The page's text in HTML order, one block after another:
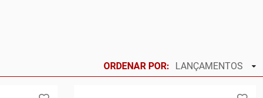
ORDENAR POR: LANÇAMENTOS